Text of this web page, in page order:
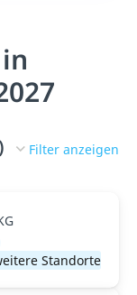
Filter anzeigen
Standorte